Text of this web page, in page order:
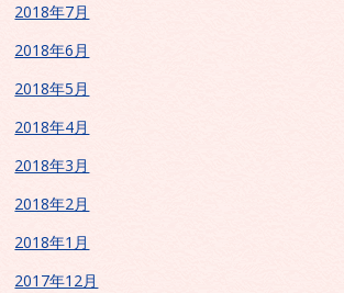
2018年7月
2018年6月
2018年5月
2018年4月
2018年3月
2018年2月
2018年1月
2017年12月